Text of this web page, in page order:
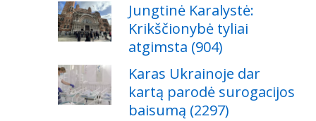
Jungtinė Karalystė:
Krikščionybė tyliai
atgimsta (904)
Karas Ukrainoje dar
kartą parodė surogacijos
baisumą (2297)